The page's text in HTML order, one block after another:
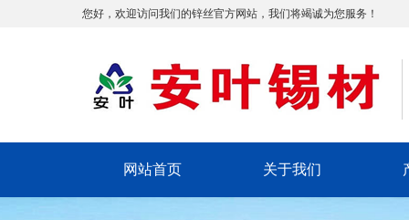
您好，欢迎访问我们的锌丝官方网站，我们将竭诚为您服务！
网站首页 关于我们